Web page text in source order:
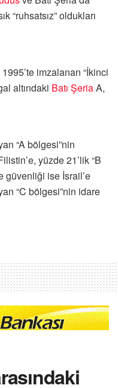
“ruhsatsız” oldukları
imzalanan “İkinci
altındaki Batı ŞeriaA,
“A bölgesi”nin
yüzde 21’lik “B
güvenliği ise İsrail’e
“C bölgesi”nin idare